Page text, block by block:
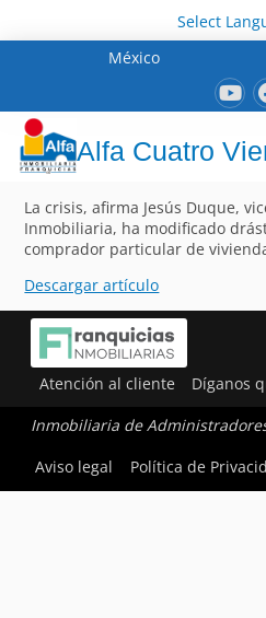
Select
México
Alfa Cuatro
La crisis, afirma Jesús Duque,
Inmobiliaria, ha modificado
comprador particular de
Descargar artículo
Atención al cliente Díganos
Inmobiliaria de
Aviso legal
Política de